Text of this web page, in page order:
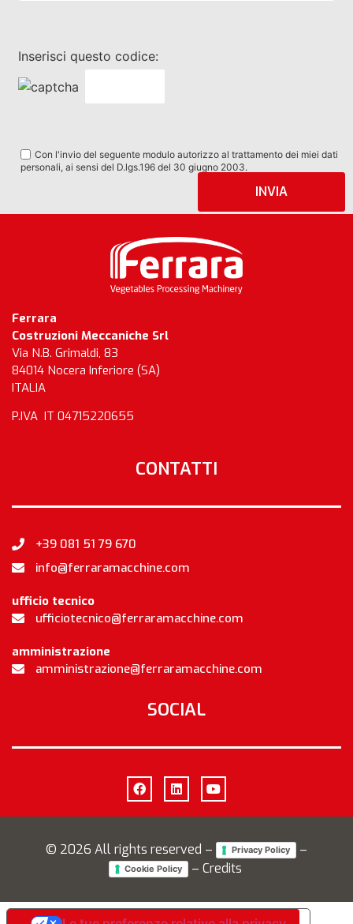
Inserisci questo codice:
Con l'invio del seguente modulo autorizzo al trattamento dei miei dati
personali, ai sensi del D.lgs.196 del 30 giugno 2003.
Ferrara
Costruzioni Meccaniche Srl
Via N.B. Grimaldi, 83
84014 Nocera Inferiore (SA)
ITALIA
P.IVA IT 04715220655
CONTATTI
+39 081 51 79 670
info@ferraramacchine.com
ufficio tecnico
ufficiotecnico@ferraramacchine.com
amministrazione
amministrazione@ferraramacchine.com
SOCIAL
© 2026 All rights reserved – Privacy Policy –
Cookie Policy – Credits